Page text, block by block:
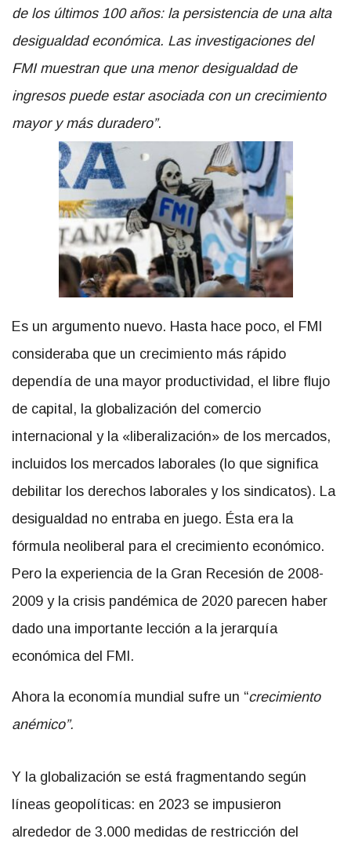
de los últimos 100 años: la persistencia de una alta
desigualdad económica. Las investigaciones del
FMI muestran que una menor desigualdad de
ingresos puede estar asociada con un crecimiento
mayor y más duradero”.
Es un argumento nuevo. Hasta hace poco, el FMI
consideraba que un crecimiento más rápido
dependía de una mayor productividad, el libre flujo
de capital, la globalización del comercio
internacional y la «liberalización» de los mercados,
incluidos los mercados laborales (lo que significa
debilitar los derechos laborales y los sindicatos). La
desigualdad no entraba en juego. Ésta era la
fórmula neoliberal para el crecimiento económico.
Pero la experiencia de la Gran Recesión de 2008-
2009 y la crisis pandémica de 2020 parecen haber
dado una importante lección a la jerarquía
económica del FMI.
Ahora la economía mundial sufre un “crecimiento
anémico”.
Y la globalización se está fragmentando según
líneas geopolíticas: en 2023 se impusieron
alrededor de 3.000 medidas de restricción del